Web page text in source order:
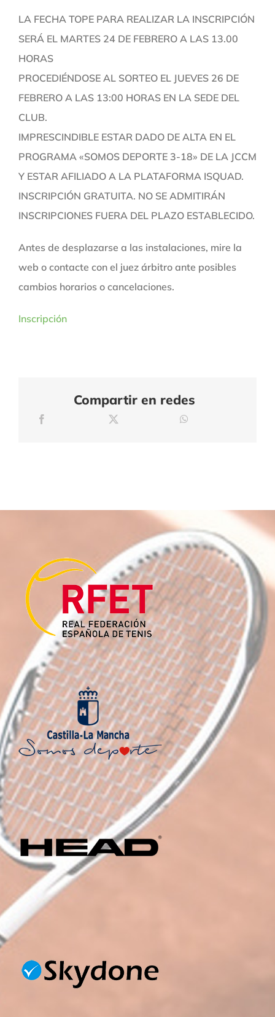
LA FECHA TOPE PARA REALIZAR LA INSCRIPCIÓN
SERÁ EL MARTES 24 DE FEBRERO A LAS 13.00
HORAS
PROCEDIÉNDOSE AL SORTEO EL JUEVES 26 DE
FEBRERO A LAS 13:00 HORAS EN LA SEDE DEL
CLUB.
IMPRESCINDIBLE ESTAR DADO DE ALTA EN EL
PROGRAMA «SOMOS DEPORTE 3-18» DE LA JCCM
Y ESTAR AFILIADO A LA PLATAFORMA ISQUAD.
INSCRIPCIÓN GRATUITA. NO SE ADMITIRÁN
INSCRIPCIONES FUERA DEL PLAZO ESTABLECIDO.
Antes de desplazarse a las instalaciones, mire la
web o contacte con el juez árbitro ante posibles
cambios horarios o cancelaciones.
Inscripción
Compartir en redes